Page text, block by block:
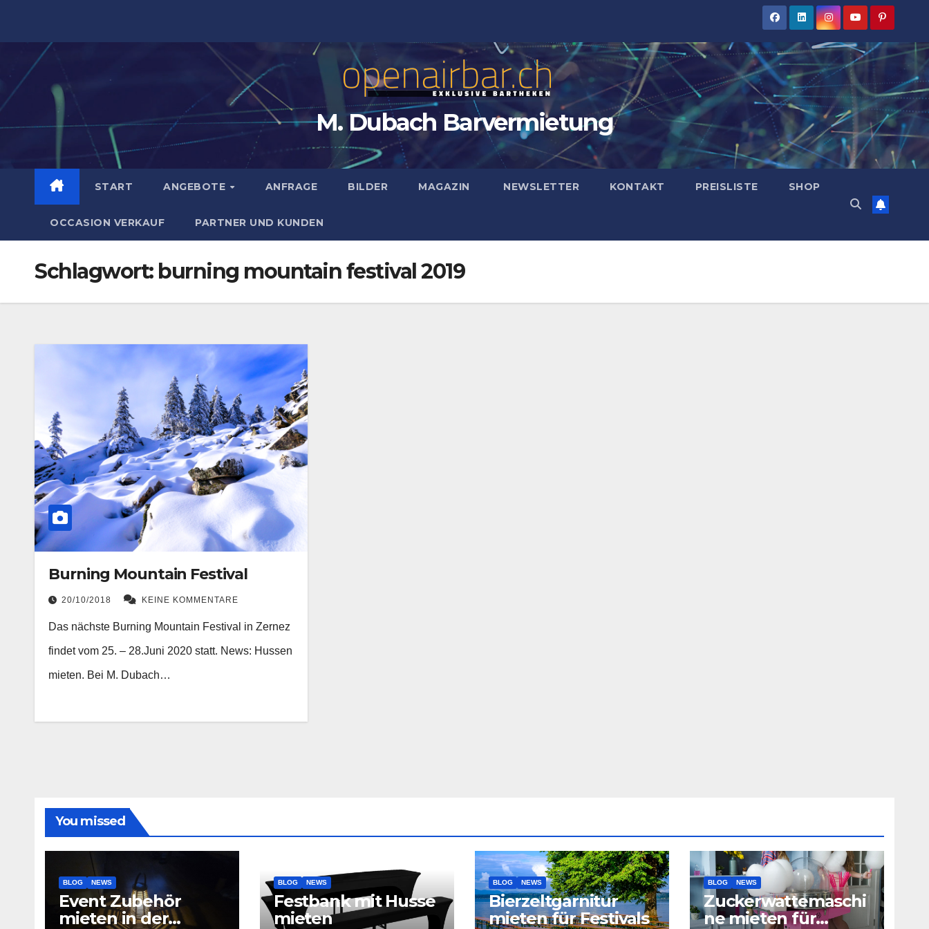
M. Dubach Barvermietung
START ANGEBOTE ANFRAGE BILDER MAGAZIN NEWSLETTER KONTAKT PREISLISTE SHOP
OCCASION VERKAUF PARTNER UND KUNDEN
Schlagwort: burning mountain festival 2019
Burning Mountain Festival
20/10/2018 KEINE KOMMENTARE
Das nächste Burning Mountain Festival in Zernez
findet vom 25. – 28.Juni 2020 statt. News: Hussen
mieten. Bei M. Dubach…
You missed
BLOG NEWS
Event Zubehör
mieten in der
BLOG NEWS
Festbank mit Husse
mieten
BLOG NEWS
Bierzeltgarnitur
mieten für Festivals
BLOG NEWS
Zuckerwattemaschi
ne mieten für